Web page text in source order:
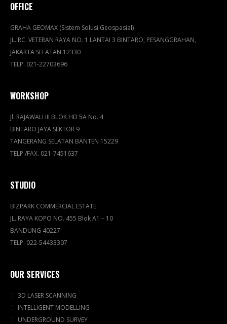
OFFICE
GRAHA GEOMAX (Sistem Solusi Geospasial)
JL. RC. VETERAN RAYA NO. 1 LANTAI 3 BINTARO, PESANGGRAHAN,
JAKARTA SELATAN 12330
TELP. 021-22703696
WORKSHOP
Jl. RAJAWALI III BLOK HD 5A No. 4
BINTARO JAYA SEKTOR 9
TANGERANG SELATAN BANTEN 15229
TELP./FAX. 021-7451637
STUDIO
BIZPARK COMMERCIAL ESTATE
JL. RAYA KOPO NO. 455 Blok A1 – 10
BANDUNG 40227
TELP. 022-54433307
OUR SERVICES
3D LASER SCANNING
INTELLIGENT MODELLING
UNDERGROUND SURVEY